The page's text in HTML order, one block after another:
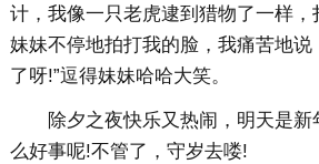
计，我像一只老虎逮到猎物了一样，
妹妹不停地拍打我的脸，我痛苦地说
了呀!”逗得妹妹哈哈大笑。
除夕之夜快乐又热闹，明天是
么好事呢!不管了，守岁去喽!